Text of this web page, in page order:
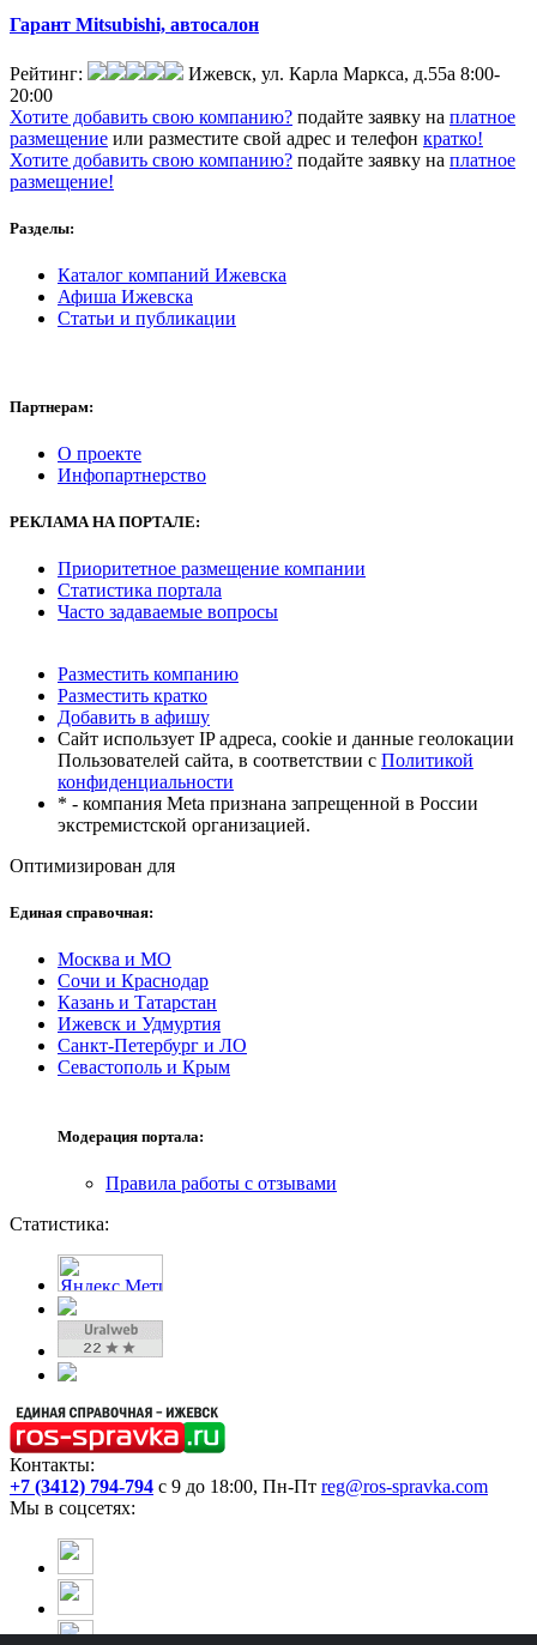
Гарант Mitsubishi, автосалон
Рейтинг: Ижевск, ул. Карла Маркса, д.55а 8:00-
20:00
Хотите добавить свою компанию? подайте заявку на платное
размещение или разместите свой адрес и телефон кратко!
Хотите добавить свою компанию? подайте заявку на платное
размещение!
Разделы:
Каталог компаний Ижевска
Афиша Ижевска
Статьи и публикации
Партнерам:
О проекте
Инфопартнерство
РЕКЛАМА НА ПОРТАЛЕ:
Приоритетное размещение компании
Статистика портала
Часто задаваемые вопросы
Разместить компанию
Разместить кратко
Добавить в афишу
Сайт использует IP адреса, cookie и данные геолокации
Пользователей сайта, в соответствии с Политикой
конфиденциальности
* - компания Meta признана запрещенной в России
экстремистской организацией.
Оптимизирован для
Единая справочная:
Москва и МО
Сочи и Краснодар
Казань и Татарстан
Ижевск и Удмуртия
Санкт-Петербург и ЛО
Севастополь и Крым
Модерация портала:
Правила работы с отзывами
Статистика:
Контакты:
+7 (3412) 794-794 с 9 до 18:00, Пн-Пт reg@ros-spravka.com
Мы в соцсетях: